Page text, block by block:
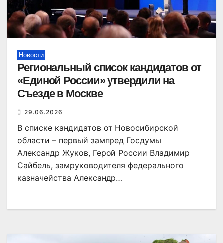
Новости
Региональный список кандидатов от
«Единой России» утвердили на
Съезде в Москве
29.06.2026
В списке кандидатов от Новосибирской
области – первый зампред Госдумы
Александр Жуков, Герой России Владимир
Сайбель, замруководителя федерального
казначейства Александр…